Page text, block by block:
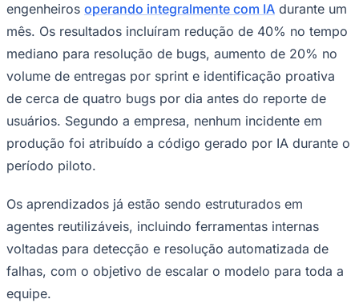
engenheiros operando integralmente com IA durante um
mês. Os resultados incluíram redução de 40% no tempo
mediano para resolução de bugs, aumento de 20% no
volume de entregas por sprint e identificação proativa
de cerca de quatro bugs por dia antes do reporte de
usuários. Segundo a empresa, nenhum incidente em
produção foi atribuído a código gerado por IA durante o
período piloto.
Os aprendizados já estão sendo estruturados em
agentes reutilizáveis, incluindo ferramentas internas
voltadas para detecção e resolução automatizada de
falhas, com o objetivo de escalar o modelo para toda a
equipe.